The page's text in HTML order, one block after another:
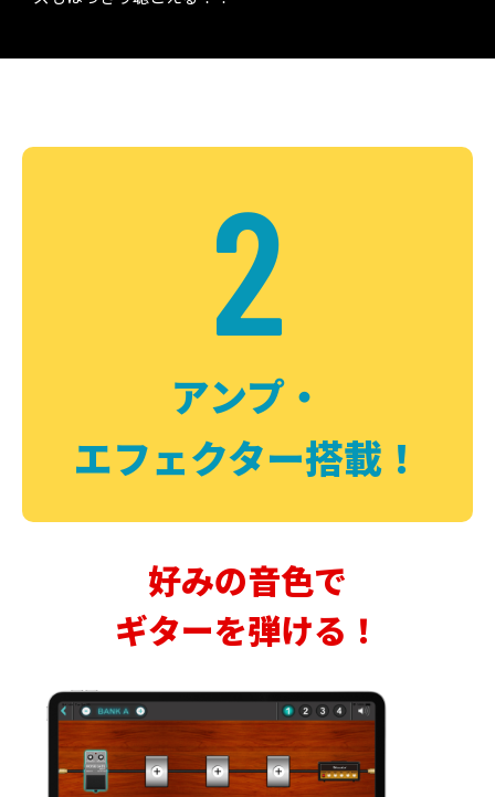
2
アンプ・
エフェクター搭載！
好みの音色で
ギターを弾ける！